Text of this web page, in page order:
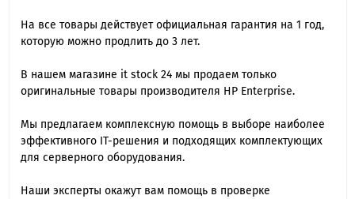
На все товары действует официальная гарантия на 1 год,
которую можно продлить до 3 лет.
В нашем магазине it stock 24 мы продаем только
оригинальные товары производителя HP Enterprise.
Мы предлагаем комплексную помощь в выборе наиболее
эффективного IT-решения и подходящих комплектующих
для серверного оборудования.
Наши эксперты окажут вам помощь в проверке